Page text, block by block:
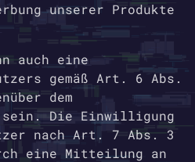
unserer Produkte
auch eine
gemäß Art. 6 Abs.
dem
Die Einwilligung
nach Art. 7 Abs. 3
eine Mitteilung an